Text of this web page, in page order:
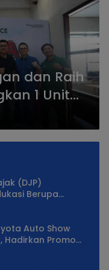
dan Raih
1 Unit
Gelaran
(DJP)
Berupa
Auto Show
Hadirkan Promo